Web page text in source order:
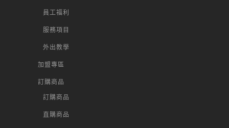
員工福利
服務項目
外出教學
加盟專區
訂購商品
訂購商品
直購商品